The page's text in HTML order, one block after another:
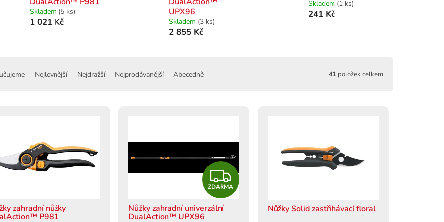
DualAction™ P981
Skladem (5 ks)
1 021 Kč
DualAction™
UPX96
Skladem (3 ks)
2 855 Kč
Skladem (1 ks)
241 Kč
Nejlevnější Nejdražší Nejprodávanější Abecedně 41 položek celkem
zahradní nůžky
P981
Z
D
ZDARMA
Nůžky zahradní univerzální
DualAction™ UPX96
Nůžky Solid zastřihávací floral